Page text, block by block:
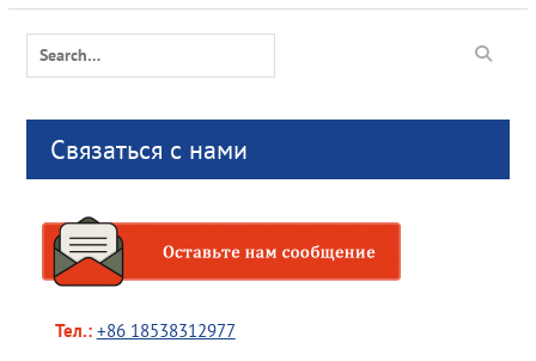
Search
Связаться с нами
Тел.: +86 18538312977